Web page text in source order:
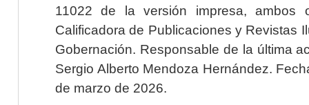
11022 de la versión impresa, ambos
Calificadora de Publicaciones y Revistas
Gobernación. Responsable de la última
Sergio Alberto Mendoza Hernández.
de marzo de 2026.